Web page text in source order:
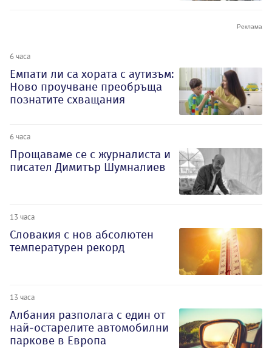
6 часа
Емпати ли са хората с аутизъм:
Ново проучване преобръща
познатите схващания
6 часа
Прощаваме се с журналиста и
писател Димитър Шумналиев
13 часа
Словакия с нов абсолютен
температурен рекорд
13 часа
Албания разполага с един от
най-остарелите автомобилни
паркове в Европа